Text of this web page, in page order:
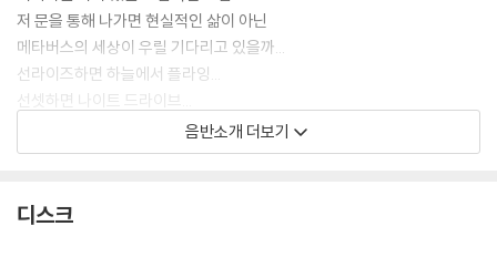
저 문을 통해 나가면 현실적인 삶이 아닌
메타버스의 세상이 우릴 기다리고 있을까...
선라이즈하면 하늘에서 플라잉...
선셋하면 나이트 드라이브...
유유자적하며 한방을 노리는 겜블러처럼 ..
호떡을 뒤집듯 세상을 뒤집고자 하는 레지스탕스처럼...
지금까지 그래왔었고 앞으로도 그랬던 것처럼
음반소개 더보기
디스크